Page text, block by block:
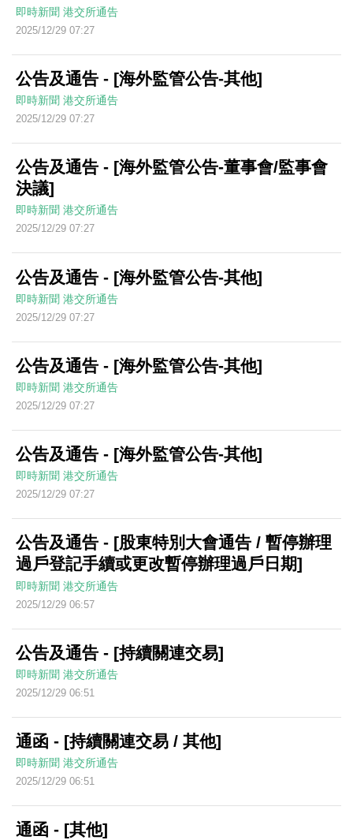
即時新聞 港交所通告
2025/12/29 07:27
公告及通告 - [海外監管公告-其他]
即時新聞 港交所通告
2025/12/29 07:27
公告及通告 - [海外監管公告-董事會/監事會
決議]
即時新聞 港交所通告
2025/12/29 07:27
公告及通告 - [海外監管公告-其他]
即時新聞 港交所通告
2025/12/29 07:27
公告及通告 - [海外監管公告-其他]
即時新聞 港交所通告
2025/12/29 07:27
公告及通告 - [海外監管公告-其他]
即時新聞 港交所通告
2025/12/29 07:27
公告及通告 - [股東特別大會通告 / 暫停辦理
過戶登記手續或更改暫停辦理過戶日期]
即時新聞 港交所通告
2025/12/29 06:57
公告及通告 - [持續關連交易]
即時新聞 港交所通告
2025/12/29 06:51
通函 - [持續關連交易 / 其他]
即時新聞 港交所通告
2025/12/29 06:51
通函 - [其他]